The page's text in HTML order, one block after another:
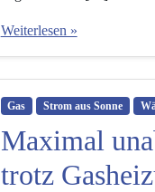
Weiterlesen »
Gas Strom aus Sonne
Maximal
trotz